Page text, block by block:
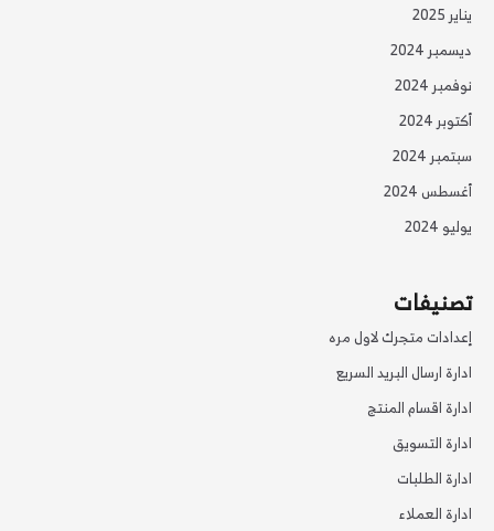
يناير 2025
ديسمبر 2024
نوفمبر 2024
أكتوبر 2024
سبتمبر 2024
أغسطس 2024
يوليو 2024
تصنيفات
إعدادات متجرك لاول مره
ادارة ارسال البريد السريع
ادارة اقسام المنتج
ادارة التسويق
ادارة الطلبات
ادارة العملاء